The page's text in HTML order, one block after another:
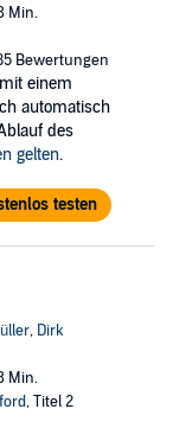
Min.
Bewertungen
einem
automatisch
des
gelten.
testen
, Dirk
Min.
, Titel 2